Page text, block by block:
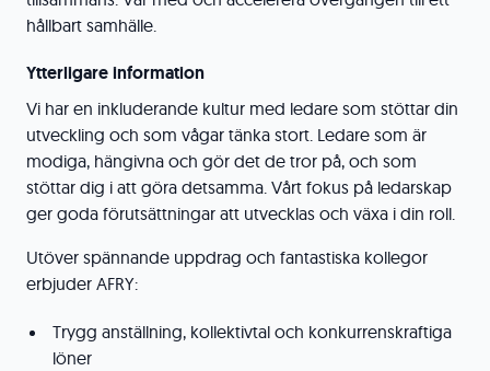
hållbart samhälle.
Ytterligare information
Vi har en inkluderande kultur med ledare som stöttar din
utveckling och som vågar tänka stort. Ledare som är
modiga, hängivna och gör det de tror på, och som
stöttar dig i att göra detsamma. Vårt fokus på ledarskap
ger goda förutsättningar att utvecklas och växa i din roll.
Utöver spännande uppdrag och fantastiska kollegor
erbjuder AFRY:
Trygg anställning, kollektivtal och konkurrenskraftiga
löner